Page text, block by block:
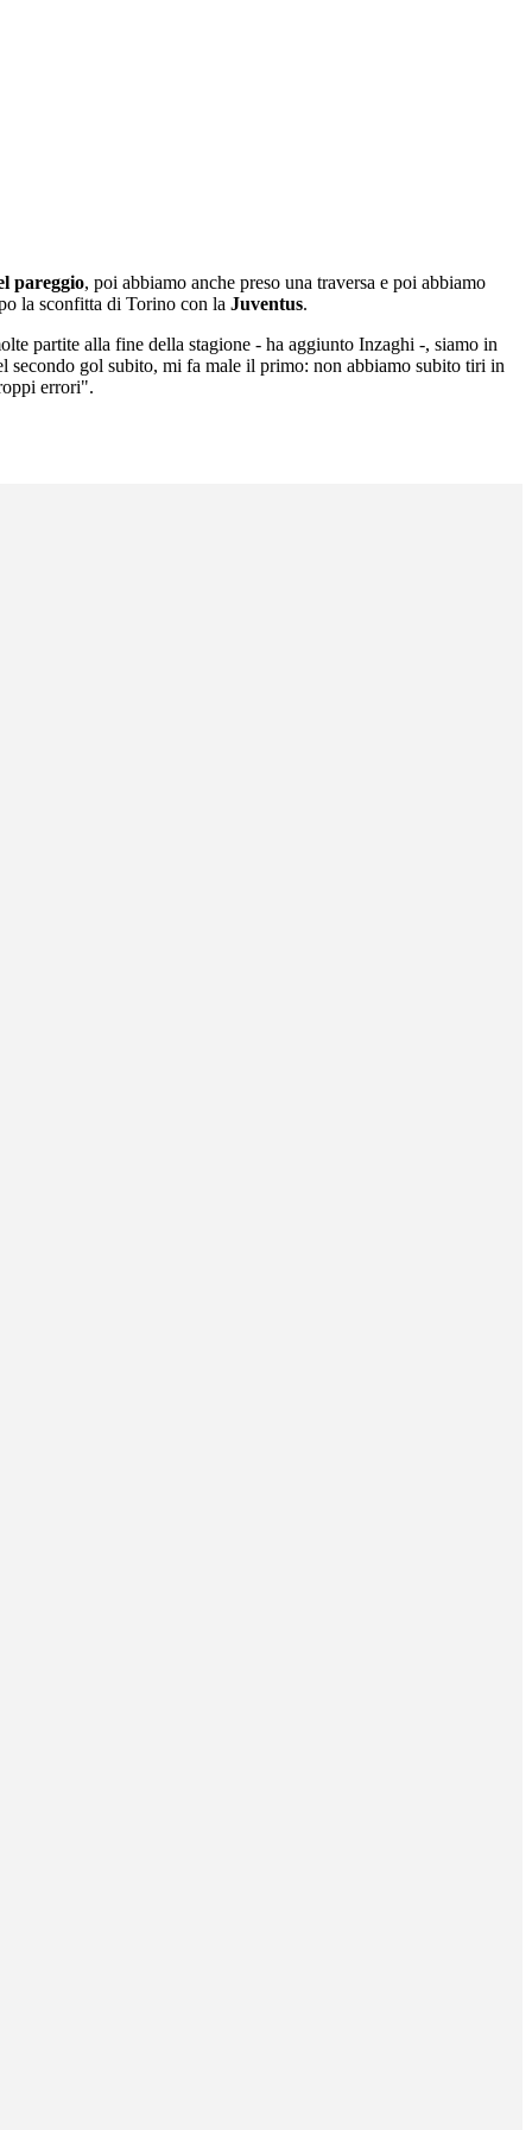
pareggio, poi abbiamo anche preso una traversa e poi abbiamo
la sconfitta di Torino con la Juventus.
partite alla fine della stagione - ha aggiunto Inzaghi -, siamo in
secondo gol subito, mi fa male il primo: non abbiamo subito tiri in
errori".